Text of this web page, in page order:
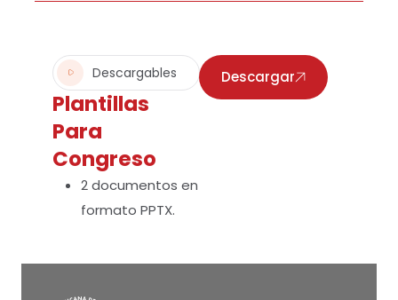
Descargables
Plantillas
Para
Congreso
2 documentos en
formato PPTX.
Descargar